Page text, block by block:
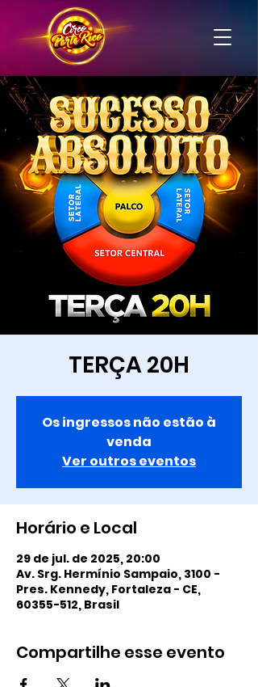
TERÇA 20H
Os ingressos não estão à
venda
Ver outros eventos
Horário e Local
29 de jul. de 2025, 20:00
Av. Srg. Hermínio Sampaio, 3100 -
Pres. Kennedy, Fortaleza - CE,
60355-512, Brasil
Compartilhe esse evento